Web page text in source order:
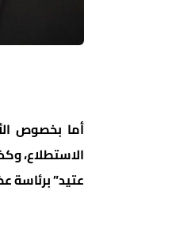
الاستطلاع،
عتيد” برئاسة عضو